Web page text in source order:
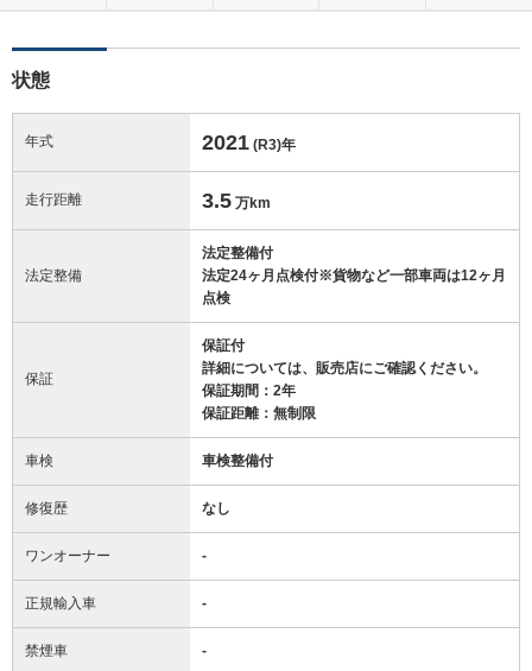
状態
年式 2021 (R3)年
走行距離 3.5 万km
法定整備
法定整備付
法定24ヶ月点検付※貨物など一部車両は12ヶ月
点検
保証
保証付
詳細については、販売店にご確認ください。
保証期間：2年
保証距離：無制限
車検 車検整備付
修復歴 なし
ワンオーナー -
正規輸入車 -
禁煙車 -